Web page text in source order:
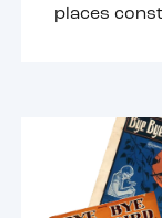
places